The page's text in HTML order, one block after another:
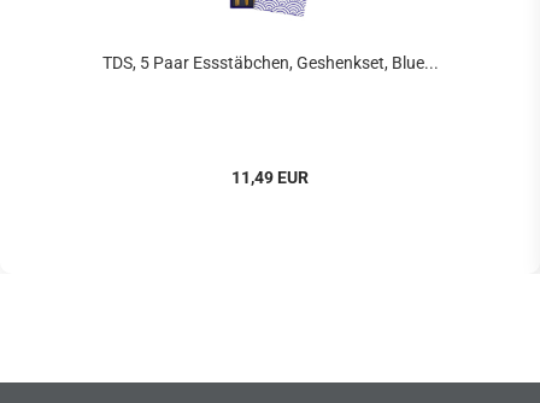
TDS, 5 Paar Essstäbchen, Geshenkset, Blue...
11,49 EUR